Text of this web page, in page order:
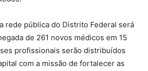
rede pública do Distrito Federal será
de 261 novos médicos em 15
profissionais serão distribuídos
com a missão de fortalecer as